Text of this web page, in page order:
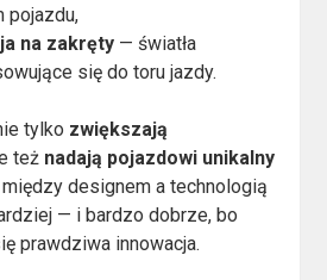
pojazdu,
na zakręty — światła
się do toru jazdy.
tylko zwiększają
też nadają pojazdowi unikalny
między designem a technologią
— i bardzo dobrze, bo
prawdziwa innowacja.